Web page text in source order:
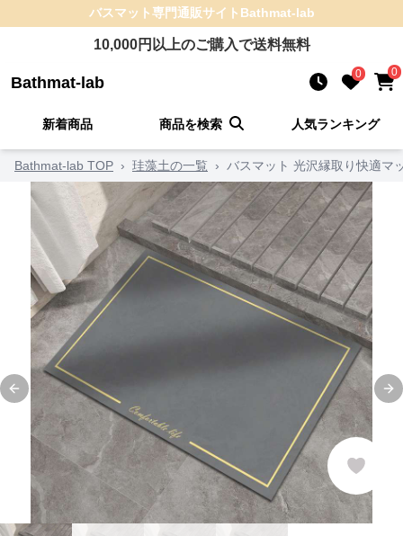
バスマット専門通販サイト Bathmat-lab
10,000円以上のご購入で送料無料
Bathmat-lab 0 0
新着商品 商品を検索 人気ランキング
Bathmat-lab TOP › 珪藻土の一覧 › バスマット 光沢縁取り快適マ
Previous slide